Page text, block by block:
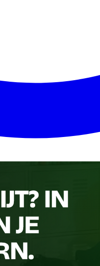
IN
JE